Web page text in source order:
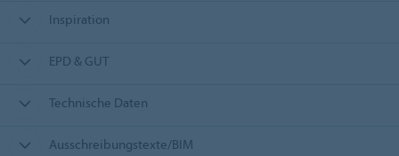
Inspiration
EPD & GUT
Technische Daten
Ausschreibungstexte/BIM